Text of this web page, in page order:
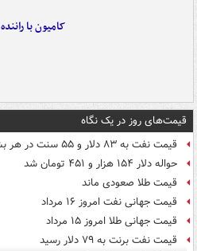
کامیون با راننده ۸ ساله در اصفهان توقیف شد
قیمت‌های روز در یک نگاه
قیمت نفت به ۸۳ دلار و ۵۵ سنت در هر بشکه رسید
حواله دلار ۱۵۴ هزار و ۴۵۱ تومان شد
قیمت طلا صعودی ماند
قیمت جهانی نفت امروز ۱۶ مرداد
قیمت جهانی طلا امروز ۱۵ مرداد
قیمت نفت برنت به ۷۹ دلار رسید